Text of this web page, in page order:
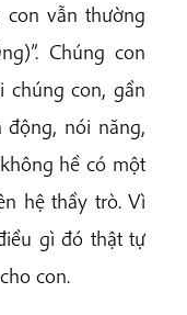
vẫn thường
Chúng con
chúng con, gần
nói năng,
hề có một
hệ thầy trò. Vì
gì đó thật tự
con.